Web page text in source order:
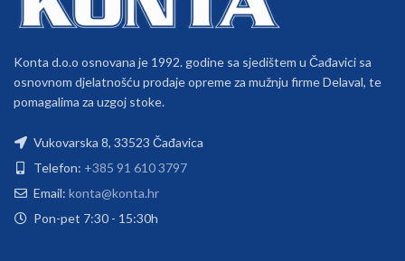
Konta d.o.o osnovana je 1992. godine sa sjedištem u Čađavici sa
osnovnom djelatnošću prodaje opreme za mužnju firme Delaval, te
pomagalima za uzgoj stoke.
Vukovarska 8, 33523 Čađavica
Telefon: +385 91 610 3797
Email: konta@konta.hr
Pon-pet 7:30 - 15:30h